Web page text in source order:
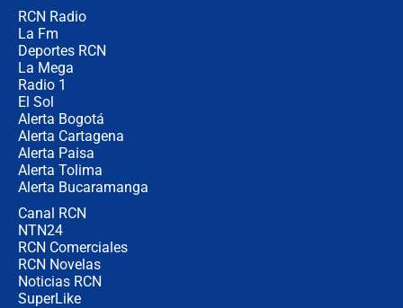
RCN Radio
La Fm
Deportes RCN
La Mega
Radio 1
El Sol
Alerta Bogotá
Alerta Cartagena
Alerta Paisa
Alerta Tolima
Alerta Bucaramanga
Canal RCN
NTN24
RCN Comerciales
RCN Novelas
Noticias RCN
SuperLike